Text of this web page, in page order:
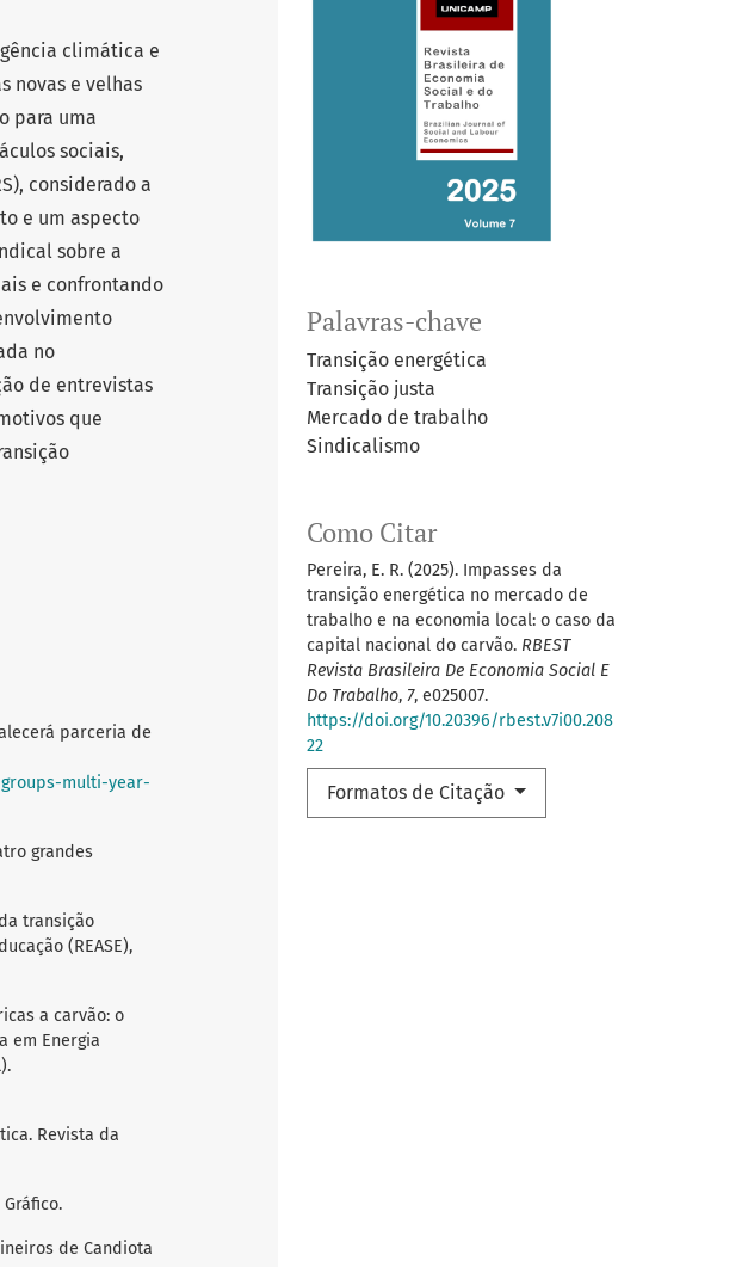
Palavras-chave
Transição energética
Transição justa
Mercado de trabalho
Sindicalismo
Como Citar
Pereira, E. R. (2025). Impasses da
transição energética no mercado de
trabalho e na economia local: o caso da
capital nacional do carvão. RBEST
Revista Brasileira De Economia Social E
Do Trabalho, 7, e025007.
https://doi.org/10.20396/rbest.v7i00.208
22
Formatos de Citação
climática e
novas e velhas
para uma
sociais,
considerado a
e um aspecto
sobre a
e confrontando
no
de entrevistas
que
parceria de
multi-year-
grandes
transição
(REASE),
a carvão: o
em Energia
Revista da
de Candiota